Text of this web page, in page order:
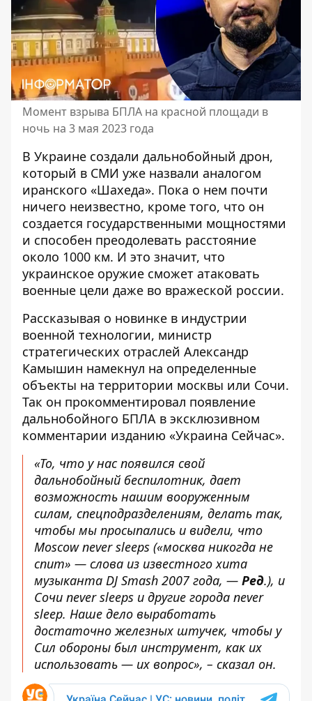
Момент взрыва БПЛА на красной площади в
ночь на 3 мая 2023 года
В Украине создали дальнобойный дрон,
который в СМИ уже назвали аналогом
иранского «Шахеда». Пока о нем почти
ничего неизвестно, кроме того, что он
создается государственными мощностями
и способен преодолевать расстояние
около 1000 км. И это значит, что
украинское оружие сможет атаковать
военные цели даже во вражеской россии.
Рассказывая о новинке в индустрии
военной технологии, министр
стратегических отраслей Александр
Камышин намекнул на определенные
объекты на территории москвы или Cочи.
Так он прокомментировал появление
дальнобойного БПЛА в эксклюзивном
комментарии изданию «Украина Сейчас».
«То, что у нас появился свой
дальнобойный беспилотник, дает
возможность нашим вооруженным
силам, спецподразделениям, делать так,
чтобы мы просыпались и видели, что
Moscow never sleeps («москва никогда не
спит» — слова из известного хита
музыканта DJ Smash 2007 года, — Ред.), и
Сочи never sleeps и другие города never
sleep. Наше дело выработать
достаточно железных штучек, чтобы у
Сил обороны был инструмент, как их
использовать — их вопрос», – сказал он.